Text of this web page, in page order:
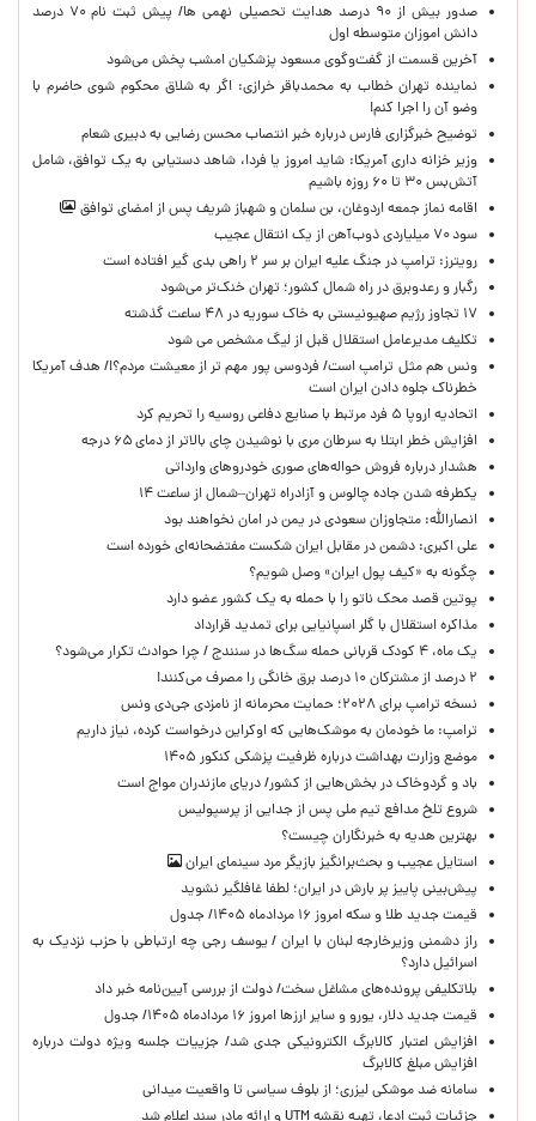
صدور بیش از ۹۰ درصد هدایت تحصیلی نهمی ها/ پیش ثبت نام ۷۰ درصد
دانش اموزان متوسطه اول
آخرین قسمت از گفت‌وگوی مسعود پزشکیان امشب پخش می‌شود
نماینده تهران خطاب به محمدباقر خرازی: اگر به شلاق محکوم شوی حاضرم با
وضو آن را اجرا کنم!
توضیح خبرگزاری فارس درباره خبر انتصاب محسن رضایی به دبیری شعام
وزیر خزانه داری آمریکا: شاید امروز یا فردا، شاهد دستیابی به یک توافق، شامل
آتش‌بس ۳۰ تا ۶۰ روزه باشیم
اقامه نماز جمعه اردوغان، بن ‌سلمان و شهباز شریف پس از امضای توافق
سود ۷۰ میلیاردی ذوب‌آهن از یک انتقال عجیب
رویترز: ترامپ در جنگ علیه ایران بر سر ۲ راهی بدی گیر افتاده است
رگبار و رعدوبرق در راه شمال کشور؛ تهران خنک‌تر می‌شود
۱۷ تجاوز رژیم صهیونیستی به خاک سوریه در ۴۸ ساعت گذشته
تکلیف مدیرعامل استقلال قبل از لیگ مشخص می شود
ونس هم مثل ترامپ است/ فردوسی پور مهم تر از معیشت مردم؟!/ هدف آمریکا
خطرناک جلوه دادن ایران است
اتحادیه اروپا ۵ فرد مرتبط با صنایع دفاعی روسیه را تحریم کرد
افزایش خطر ابتلا به سرطان مری با نوشیدن چای بالاتر از دمای ۶۵ درجه
هشدار درباره فروش حواله‌های صوری خودروهای وارداتی
یکطرفه شدن جاده چالوس و آزادراه تهران–شمال از ساعت ۱۴
انصارالله: متجاوزان سعودی در یمن در امان نخواهند بود
علی اکبری: دشمن در مقابل ایران شکست مفتضحانه‌ای خورده است
چگونه به «کیف پول ایران» وصل شویم؟
پوتین قصد محک ناتو را با حمله به یک کشور عضو دارد
مذاکره استقلال با گلر اسپانیایی برای تمدید قرارداد
یک ماه، ۴ کودک قربانی حمله سگ‌ها در سنندج / چرا حوادث تکرار می‌شود؟
۲ درصد از مشترکان ۱۰ درصد برق خانگی را مصرف می‌کنند!
نسخه ترامپ برای ۲۰۲۸؛ حمایت محرمانه از نامزدی جی‌دی ونس
ترامپ: ما خودمان به موشک‌هایی که اوکراین درخواست کرده، نیاز داریم
موضع وزارت بهداشت درباره ظرفیت پزشکی کنکور ۱۴۰۵
باد و گردوخاک در بخش‌هایی از کشور/ دریای مازندران مواج است
شروع تلخ مدافع تیم ملی پس از جدایی از پرسپولیس
بهترین هدیه به خبرنگاران چیست؟
استایل عجیب و بحث‌برانگیز بازیگر مرد سینمای ایران
پیش‌بینی پاییز پر بارش در ایران؛ لطفا غافلگیر نشوید
قیمت جدید طلا و سکه امروز ۱۶ مردادماه ۱۴۰۵/ جدول
راز دشمنی وزیرخارجه لبنان با ایران / یوسف رجی چه ارتباطی با حزب نزدیک به
اسرائیل دارد؟
بلاتکلیفی پرونده‌های مشاغل سخت/ دولت از بررسی آیین‌نامه خبر داد
قیمت جدید دلار، یورو و سایر ارزها امروز ۱۶ مردادماه ۱۴۰۵/ جدول
افزایش اعتبار کالابرگ الکترونیکی جدی شد/ جزییات جلسه ویژه دولت درباره
افزایش مبلغ کالابرگ
سامانه ضد موشکی لیزری؛ از بلوف سیاسی تا واقعیت میدانی